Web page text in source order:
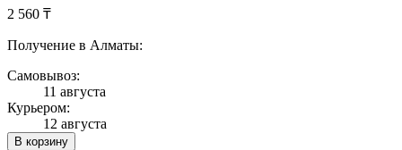
2 560 ₸
Получение в Алматы:
Самовывоз:
11 августа
Курьером:
12 августа
В корзину